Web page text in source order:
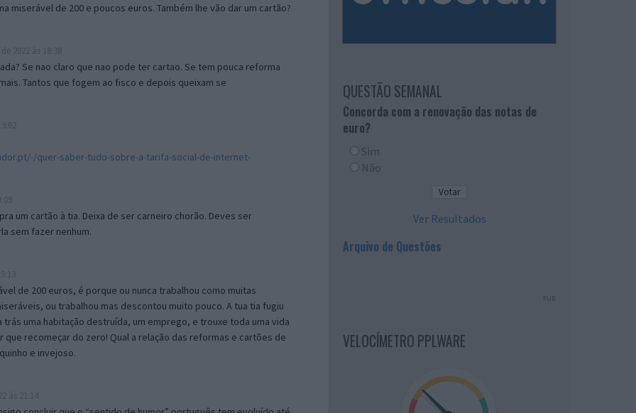
miserável de 200 e poucos euros. Também lhe vão dar um cartão?
Se nao claro que nao pode ter cartao. Se tem pouca reforma
Tantos que fogem ao fisco e depois queixam se
quer-saber-tudo-sobre-a-tarifa-social-de-internet-
um cartão à tia. Deixa de ser carneiro chorão. Deves ser
sem fazer nenhum.
de 200 euros, é porque ou nunca trabalhou como muitas
ou trabalhou mas descontou muito pouco. A tua tia fugiu
trás uma habitação destruída, um emprego, e trouxe toda uma vida
que recomeçar do zero! Qual a relação das reformas e cartões de
e invejoso.
QUESTÃO SEMANAL
Concorda com a renovação das notas de
euro?
Sim
Não
Ver Resultados
Arquivo de Questões
PUB
VELOCÍMETRO PPLWARE